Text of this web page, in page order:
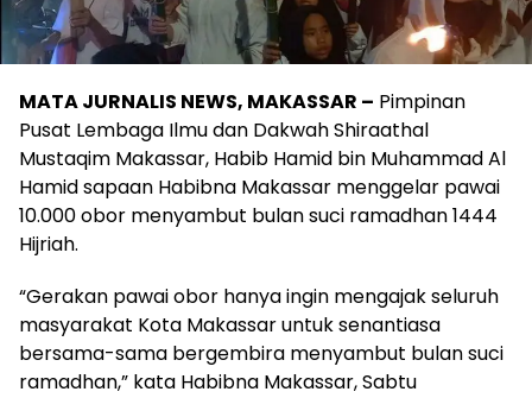
MATA JURNALIS NEWS, MAKASSAR – Pimpinan
Pusat Lembaga Ilmu dan Dakwah Shiraathal
Mustaqim Makassar, Habib Hamid bin Muhammad Al
Hamid sapaan Habibna Makassar menggelar pawai
10.000 obor menyambut bulan suci ramadhan 1444
Hijriah.
“Gerakan pawai obor hanya ingin mengajak seluruh
masyarakat Kota Makassar untuk senantiasa
bersama-sama bergembira menyambut bulan suci
ramadhan,” kata Habibna Makassar, Sabtu